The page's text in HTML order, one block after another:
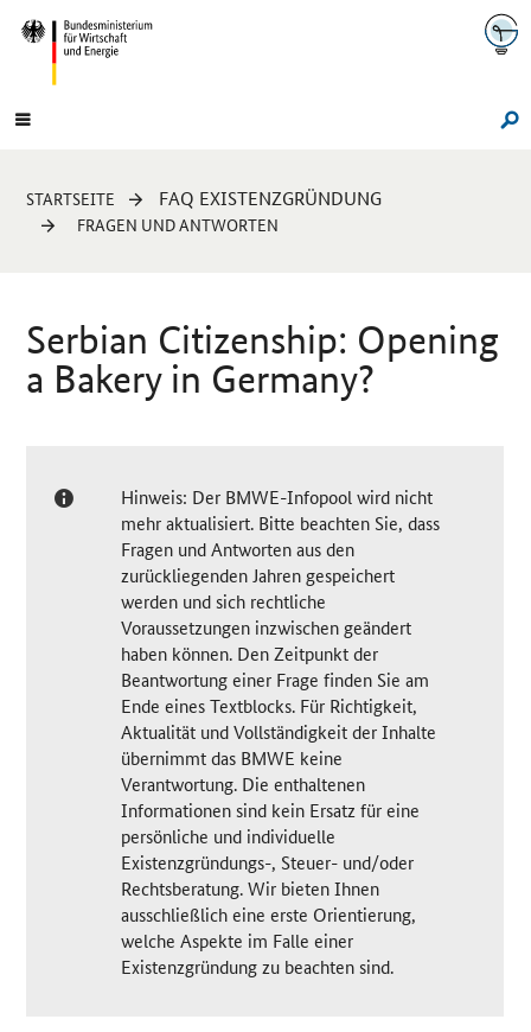
Navigation
Hauptmenü
Sie
sind
STARTSEITE FAQ EXISTENZGRÜNDUNG
FRAGEN UND ANTWORTEN
Serbian Citizenship: Opening
a Bakery in Germany?
Hinweis: Der BMWE-Infopool wird nicht
mehr aktualisiert. Bitte beachten Sie, dass
Fragen und Antworten aus den
zurückliegenden Jahren gespeichert
werden und sich rechtliche
Voraussetzungen inzwischen geändert
haben können. Den Zeitpunkt der
Beantwortung einer Frage finden Sie am
Ende eines Textblocks. Für Richtigkeit,
Aktualität und Vollständigkeit der Inhalte
übernimmt das BMWE keine
Verantwortung. Die enthaltenen
Informationen sind kein Ersatz für eine
persönliche und individuelle
Existenzgründungs-, Steuer- und/oder
Rechtsberatung. Wir bieten Ihnen
ausschließlich eine erste Orientierung,
welche Aspekte im Falle einer
Existenzgründung zu beachten sind.